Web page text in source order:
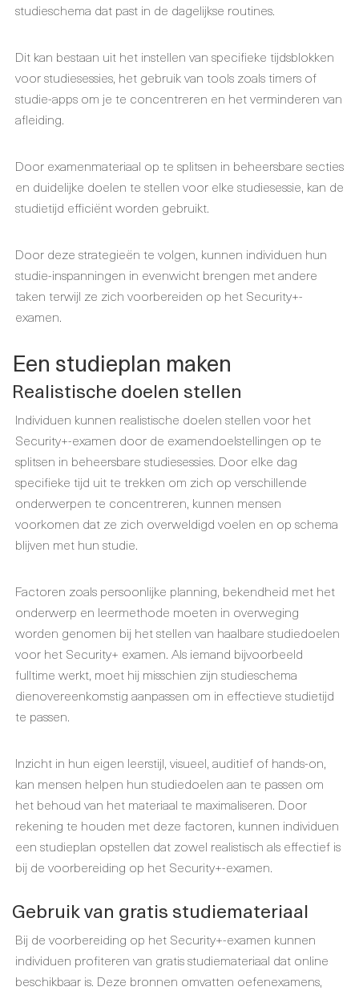
studieschema dat past in de dagelijkse routines.
Dit kan bestaan uit het instellen van specifieke tijdsblokken
voor studiesessies, het gebruik van tools zoals timers of
studie-apps om je te concentreren en het verminderen van
afleiding.
Door examenmateriaal op te splitsen in beheersbare secties
en duidelijke doelen te stellen voor elke studiesessie, kan de
studietijd efficiënt worden gebruikt.
Door deze strategieën te volgen, kunnen individuen hun
studie-inspanningen in evenwicht brengen met andere
taken terwijl ze zich voorbereiden op het Security+-
examen.
Een studieplan maken
Realistische doelen stellen
Individuen kunnen realistische doelen stellen voor het
Security+-examen door de examendoelstellingen op te
splitsen in beheersbare studiesessies. Door elke dag
specifieke tijd uit te trekken om zich op verschillende
onderwerpen te concentreren, kunnen mensen
voorkomen dat ze zich overweldigd voelen en op schema
blijven met hun studie.
Factoren zoals persoonlijke planning, bekendheid met het
onderwerp en leermethode moeten in overweging
worden genomen bij het stellen van haalbare studiedoelen
voor het Security+ examen. Als iemand bijvoorbeeld
fulltime werkt, moet hij misschien zijn studieschema
dienovereenkomstig aanpassen om in effectieve studietijd
te passen.
Inzicht in hun eigen leerstijl, visueel, auditief of hands-on,
kan mensen helpen hun studiedoelen aan te passen om
het behoud van het materiaal te maximaliseren. Door
rekening te houden met deze factoren, kunnen individuen
een studieplan opstellen dat zowel realistisch als effectief is
bij de voorbereiding op het Security+-examen.
Gebruik van gratis studiemateriaal
Bij de voorbereiding op het Security+-examen kunnen
individuen profiteren van gratis studiemateriaal dat online
beschikbaar is. Deze bronnen omvatten oefenexamens,